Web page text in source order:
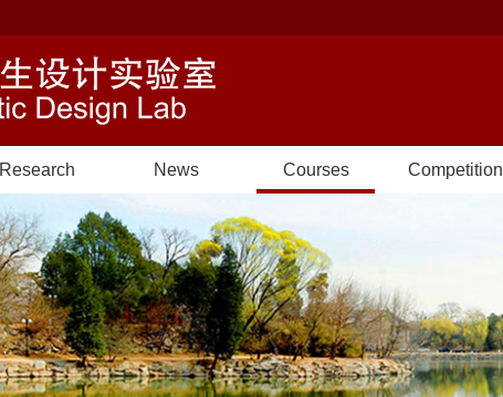
Research News Courses Competition